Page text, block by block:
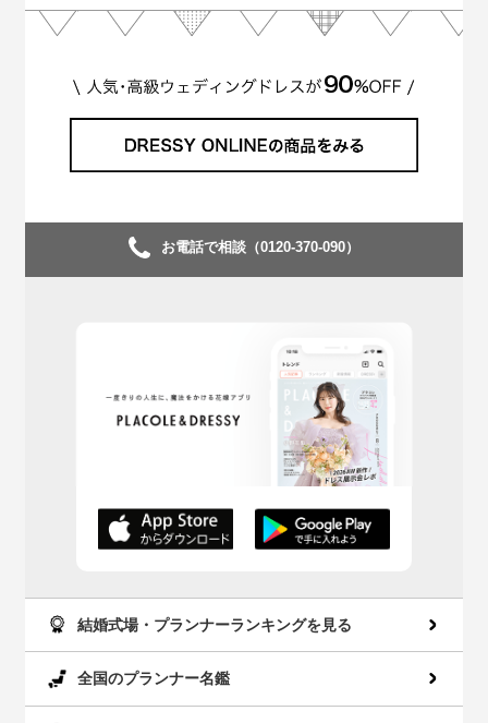
お電話で相談（0120-370-090）
結婚式場・プランナーランキングを見る
全国のプランナー名鑑